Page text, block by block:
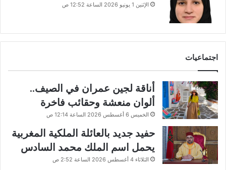
الإثنين 1 يونيو 2026 الساعة 12:52 ص
اجتماعيات
أناقة لجين عمران في الصيف..
ألوان منعشة وحقائب فاخرة
الخميس 6 أغسطس 2026 الساعة 12:14 ص
حفيد جديد بالعائلة الملكية المغربية
يحمل اسم الملك محمد السادس
الثلاثاء 4 أغسطس 2026 الساعة 2:52 ص